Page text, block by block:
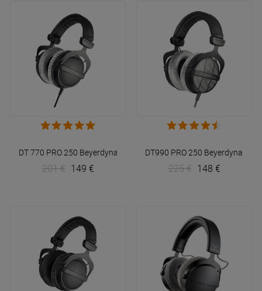
DT 770 PRO 250 Beyerdynamic
201 € 149 €
DT990 PRO 250 Beyerdynamic
225 € 148 €